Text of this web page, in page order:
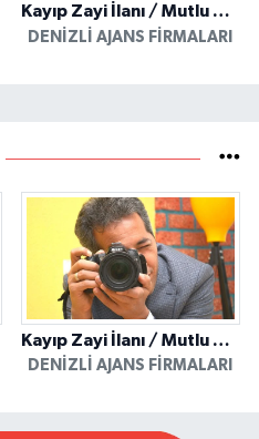
Kayıp Zayi İlanı / Mutlu Ajans / Denizli
DENIZLI AJANS FIRMALARI
Kayıp Zayi İlanı / Mutlu Ajans / Denizli
DENIZLI AJANS FIRMALARI